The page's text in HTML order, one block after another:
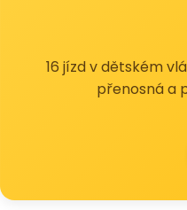
16 jízd v dětském
přenosná a